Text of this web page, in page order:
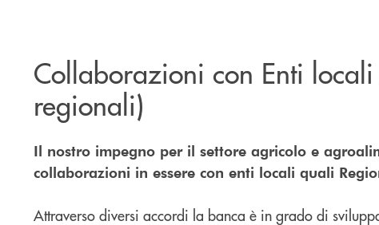
Collaborazioni con Enti
regionali)
Il nostro impegno per il settore agricolo e
collaborazioni in essere con enti locali quali
Attraverso diversi accordi la banca è in grado di